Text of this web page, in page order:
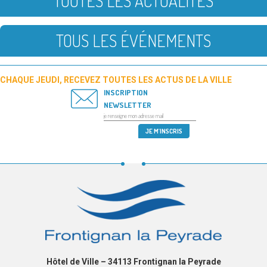
TOUS LES ÉVÉNEMENTS
CHAQUE JEUDI, RECEVEZ TOUTES LES ACTUS DE LA VILLE
INSCRIPTION
NEWSLETTER
Hôtel de Ville – 34113 Frontignan la Peyrade